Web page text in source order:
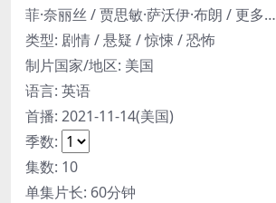
菲·奈丽丝 / 贾思敏·萨沃伊·布朗 / 更多…
类型: 剧情 / 悬疑 / 惊悚 / 恐怖
制片国家/地区: 美国
语言: 英语
首播: 2021-11-14(美国)
季数:
集数: 10
单集片长: 60分钟